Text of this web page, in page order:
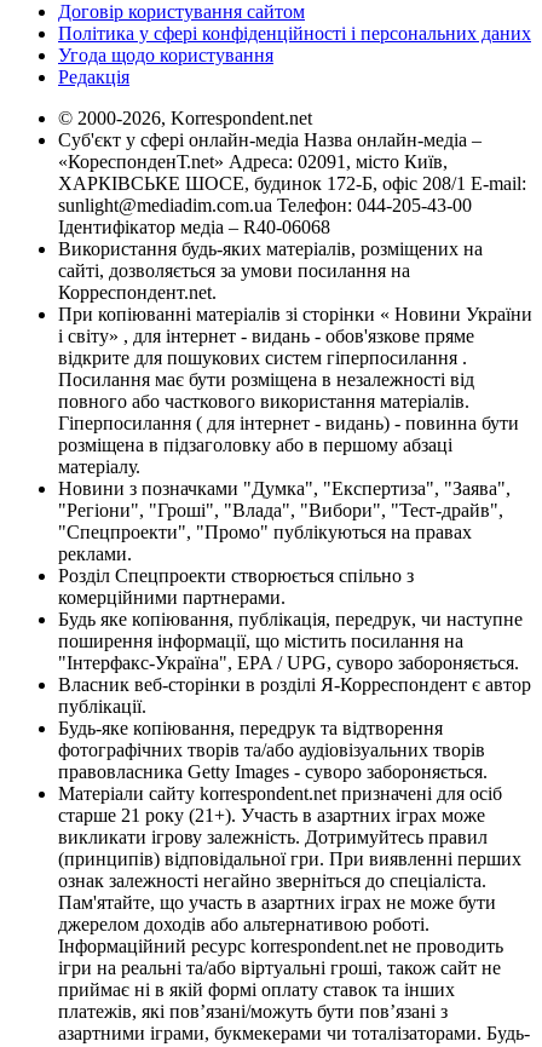
Договір користування сайтом
Політика у сфері конфіденційності і персональних даних
Угода щодо користування
Редакція
© 2000-2026, Korrespondent.net
Суб'єкт у сфері онлайн-медіа Назва онлайн-медіа –
«КореспонденТ.net» Адреса: 02091, місто Київ,
ХАРКІВСЬКЕ ШОСЕ, будинок 172-Б, офіс 208/1 E-mail:
sunlight@mediadim.com.ua Телефон: 044-205-43-00
Ідентифікатор медіа – R40-06068
Використання будь-яких матеріалів, розміщених на
сайті, дозволяється за умови посилання на
Корреспондент.net.
При копіюванні матеріалів зі сторінки « Новини України
і світу» , для інтернет - видань - обов'язкове пряме
відкрите для пошукових систем гіперпосилання .
Посилання має бути розміщена в незалежності від
повного або часткового використання матеріалів.
Гіперпосилання ( для інтернет - видань) - повинна бути
розміщена в підзаголовку або в першому абзаці
матеріалу.
Новини з позначками "Думка", "Експертиза", "Заява",
"Регіони", "Гроші", "Влада", "Вибори", "Тест-драйв",
"Спецпроекти", "Промо" публікуються на правах
реклами.
Розділ Спецпроекти створюється спільно з
комерційними партнерами.
Будь яке копіювання, публікація, передрук, чи наступне
поширення інформації, що містить посилання на
"Інтерфакс-Україна", EPA / UPG, суворо забороняється.
Власник веб-сторінки в розділі Я-Корреспондент є автор
публікації.
Будь-яке копіювання, передрук та відтворення
фотографічних творів та/або аудіовізуальних творів
правовласника Getty Images - суворо забороняється.
Матеріали сайту korrespondent.net призначені для осіб
старше 21 року (21+). Участь в азартних іграх може
викликати ігрову залежність. Дотримуйтесь правил
(принципів) відповідальної гри. При виявленні перших
ознак залежності негайно зверніться до спеціаліста.
Пам'ятайте, що участь в азартних іграх не може бути
джерелом доходів або альтернативою роботі.
Інформаційний ресурс korrespondent.net не проводить
ігри на реальні та/або віртуальні гроші, також сайт не
приймає ні в якій формі оплату ставок та інших
платежів, які пов’язані/можуть бути пов’язані з
азартними іграми, букмекерами чи тоталізаторами. Будь-